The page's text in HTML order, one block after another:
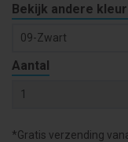
Bekijk andere
09-Zwart
Aantal
*Gratis verzending